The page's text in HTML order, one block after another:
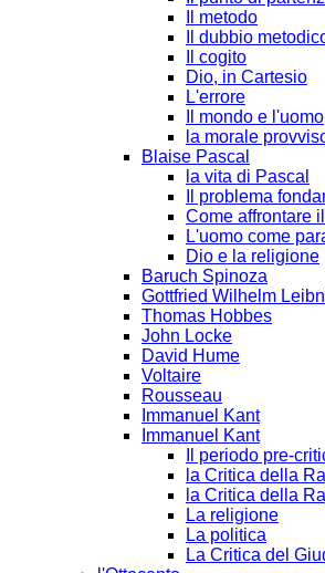
Il metodo
Il dubbio
Il cogito
Dio, in Cartesio
L'errore
Il mondo e l'uomo
la morale
Blaise Pascal
la vita di Pascal
Il problema
Come affrontare
L'uomo come
Dio e la religione
Baruch Spinoza
Gottfried Wilhelm
Thomas Hobbes
John Locke
David Hume
Voltaire
Rousseau
Immanuel Kant
Immanuel Kant
Il periodo pre-
la Critica della
la Critica della
La religione
La politica
La Critica del